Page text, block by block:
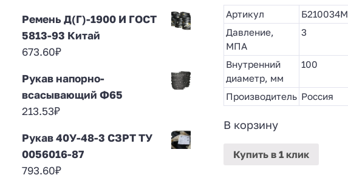
Артикул
Б210034М
Давление,
МПА
3
Внутренний
диаметр, мм
100
Производитель Россия
В корзину
Купитьв 1 клик
Ремень Д(Г)-1900 И ГОСТ
5813-93 Китай
673.60₽
Рукав напорно-
всасывающий Ф65
213.53₽
Рукав 40У-48-3 СЗРТ ТУ
0056016-87
793.60₽